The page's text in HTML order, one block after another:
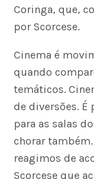
Coringa, que,
por Scorcese.
Cinema é
quando
temáticos.
de diversões. É
para as salas
chorar
reagimos de
Scorcese que